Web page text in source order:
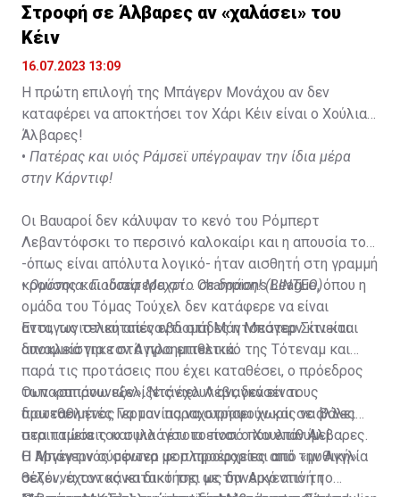
Στροφή σε Άλβαρες αν «χαλάσει» του
Κέιν
16.07.2023 13:09
Η πρώτη επιλογή της Μπάγερν Μονάχου αν δεν
καταφέρει να αποκτήσει τον Χάρι Κέιν είναι ο Χούλιαν
Άλβαρες!
• Πατέρας και υιός Ράμσεϊ υπέγραψαν την ίδια μέρα
στην Κάρντιφ!
Οι Βαυαροί δεν κάλυψαν το κενό του Ρόμπερτ
Λεβαντόφσκι το περσινό καλοκαίρι και η απουσία του
-όπως είναι απόλυτα λογικό- ήταν αισθητή στη γραμμή
κρούσης και ιδιαίτερα στο Champions League, όπου η
ομάδα του Τόμας Τούχελ δεν κατάφερε να είναι
ανταγωνιστική απέναντι στη Μάντσεστερ Σίτι και
αποκλείστηκε στα προημιτελικά.
•Ομόνοια: Γιούσεφ Μεχρί... σε δράση! (ΒΙΝΤΕΟ)
Έτσι, τις τελευταίες εβδομάδες η Μπάγερν κινείται
δυναμικά για τον Άγγλο επιθετικό της Τότεναμ και
παρά τις προτάσεις που έχει καταθέσει, ο πρόεδρος
των «σπιρουνιών», Ντάνιελ Λέβι, δεν είναι
διατεθειμένος να τον παραχωρήσει χωρίς να βάλει
στα ταμεία του συλλόγου το ποσό που επιθυμεί.
Οι παραπάνω εξελίξεις έχουν αναγκάσει τους
πρωταθλητές Γερμανίας να στραφούν και σε άλλες
περιπτώσεις και μια τέτοια είναι ο Χουλιάν Άλβαρες.
Η Μπάγερν σύμφωνα με πληροφορίες από την Αγγλία
θέλει να τον κάνει δικό της ως δανεικό από τη
Ο Αργεντινός σέντερ φορ προέρχεται από «μυθική»
σεζόν, έχοντας κατακτήσει με την Αργεντινή το